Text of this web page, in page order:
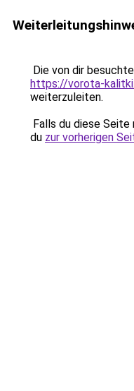
Die von dir
https://vorota-
weiterzuleiten.
Falls du diese
du zur vorherigen